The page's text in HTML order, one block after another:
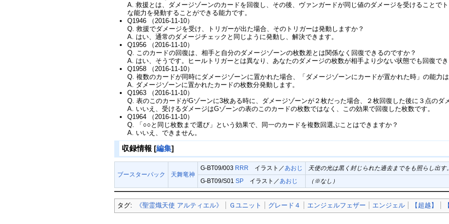
A. 救援とは、ダメージゾーンのカードを回復し、その後、ヴァンガードが同じ値のダメージを受けることで
な能力を発動することができる能力です。
Q1946 （2016-11-10）
Q. 救援でダメージを受け、トリガーが出た場合、そのトリガーは発動しますか？
A. はい、通常のダメージチェックと同じように発動し、解決できます。
Q1956 （2016-11-10）
Q. このカードの回復は、相手と自分のダメージゾーンの枚数差とは関係なく回復できるのですか？
A. はい、そうです。ヒールトリガーとは異なり、あなたのダメージの枚数が相手より少ない状態でも回復で
Q1958 （2016-11-10）
Q. 複数のカードが同時にダメージゾーンに置かれた場合、「ダメージゾーンにカードが置かれた時」の能力
A. ダメージゾーンに置かれたカードの枚数分発動します。
Q1963 （2016-11-10）
Q. 表のこのカードがGゾーンに3枚ある時に、ダメージゾーンが２枚だった場合、２枚回復した後に３点のダ
A. いいえ、受けるダメージはGゾーンの表のこのカードの枚数ではなく、この効果で回復した枚数です。
Q1964 （2016-11-10）
Q. 「○○と同じ枚数まで選び」という効果で、同一のカードを複数回選ぶことはできますか？
A. いいえ、できません。
収録情報 [編集]
ブースターパック 天舞竜神
G-BT09/003 RRR イラスト／ あおじ
天使の光は黒く封じられた過去までをも照らし出す
G-BT09/S01SP イラスト／ あおじ （※なし）
タグ: 《聖霊熾天使 アルティエル》 Ｇユニット グレード４ エンジェルフェザー エンジェル 【超越】